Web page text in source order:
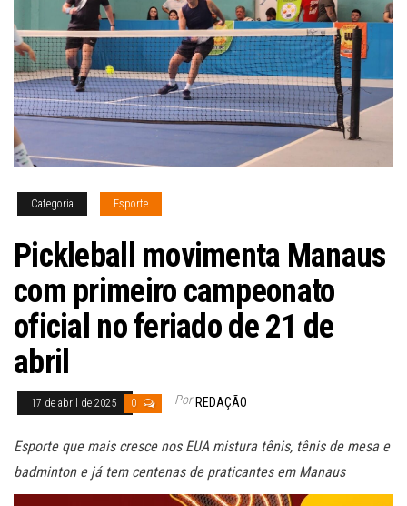
Categoria Esporte
Pickleball movimenta Manaus
com primeiro campeonato
oficial no feriado de 21 de
abril
17 de abril de 2025 0 Por REDAÇÃO
Esporte que mais cresce nos EUA mistura tênis, tênis de mesa e
badminton e já tem centenas de praticantes em Manaus